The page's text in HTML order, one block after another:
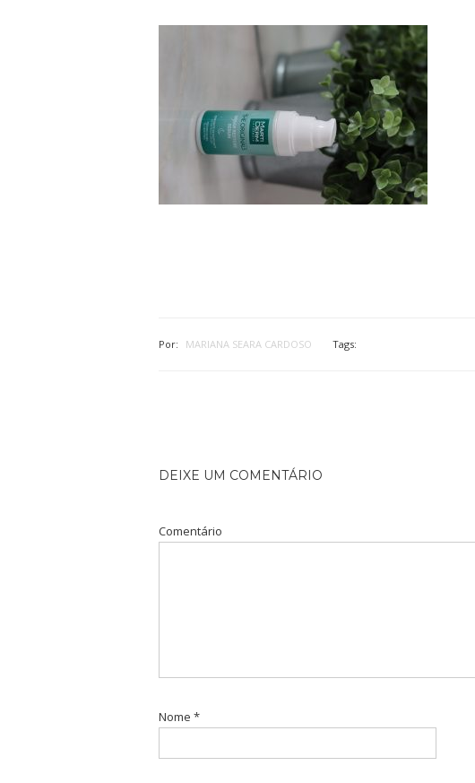
Por: MARIANA SEARA CARDOSO Tags:
DEIXE UM COMENTÁRIO
Comentário
Nome *